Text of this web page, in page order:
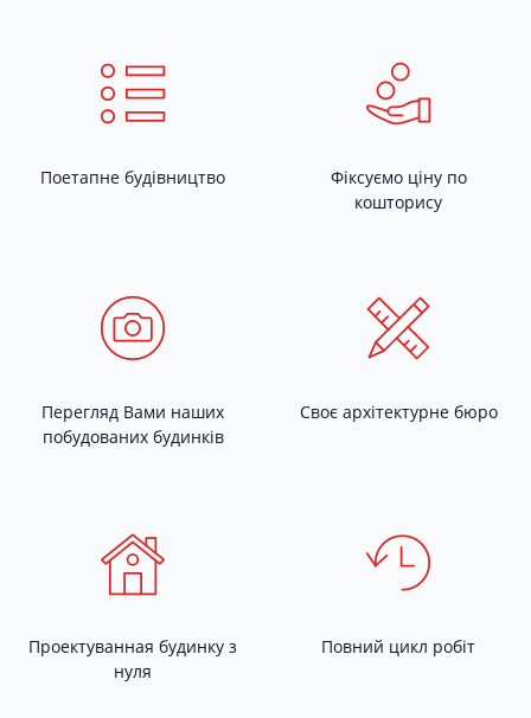
Поетапне будівництво
Фіксуємо ціну по
кошторису
Перегляд Вами наших
побудованих будинків
Своє архітектурне бюро
Проектуванная будинку з
нуля
Повний цикл робіт